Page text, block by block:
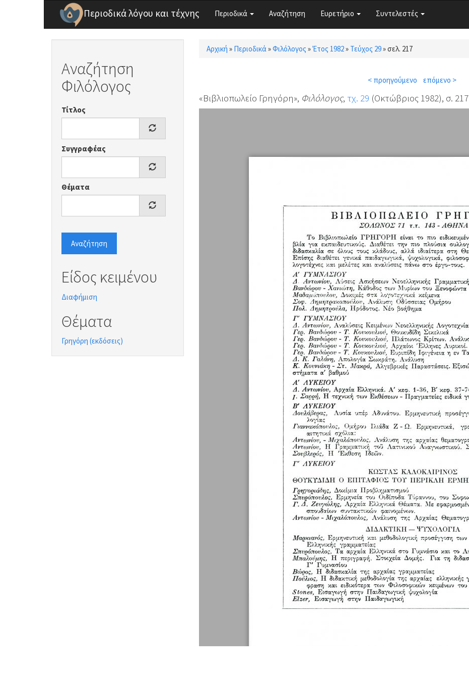
Παράκαμψη προς το κυρίως περιεχόμενο
Περιοδικά λόγου και τέχνης Περιοδικά Αναζήτηση Ευρετήριο Συντελεστές
Αναζήτηση
Φιλόλογος
Τίτλος
Συγγραφέας
Θέματα
Αναζήτηση
Είδος κειμένου
Διαφήμιση
Θέματα
Γρηγόρη (εκδόσεις)
Είστε εδώ
Αρχική » Περιοδικά»Φιλόλογος »Έτος 1982» Τεύχος 29»σελ. 217
< προηγούμενο επόμενο >
«Βιβλιοπωλείο Γρηγόρη», Φιλόλογος, τχ. 29 (Οκτώβριος 1982), σ. 217